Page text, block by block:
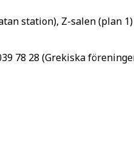
station), Z-salen (plan 1)
78 28 (Grekiska